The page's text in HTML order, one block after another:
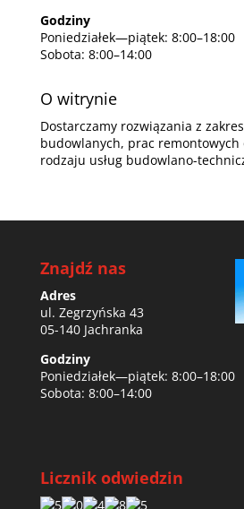
Godziny
Poniedziałek—piątek: 8:00–18:00
Sobota: 8:00–14:00
O witrynie
Dostarczamy rozwiązania z
budowlanych, prac remontowych
rodzaju usług budowlano-
Znajdź nas
Adres
ul. Zegrzyńska 43
05-140 Jachranka
Godziny
Poniedziałek—piątek: 8:00–18:00
Sobota: 8:00–14:00
Licznik odwiedzin